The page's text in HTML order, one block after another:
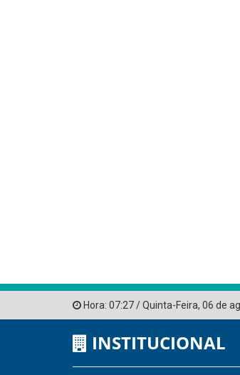
Hora: 07:27/Quinta-Feira, 06 de
INSTITUCIONAL